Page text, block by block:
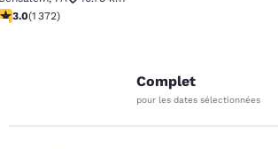
étoiles. Moyen. 1372 commentaires
3.0(1 372)
Complet
pour les dates sélectionnées